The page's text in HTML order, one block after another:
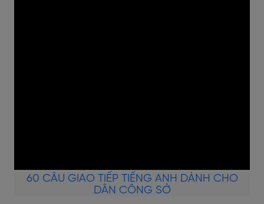
60 CÂU GIAO TIẾP TIẾNG ANH DÀNH CHO
DÂN CÔNG SỞ